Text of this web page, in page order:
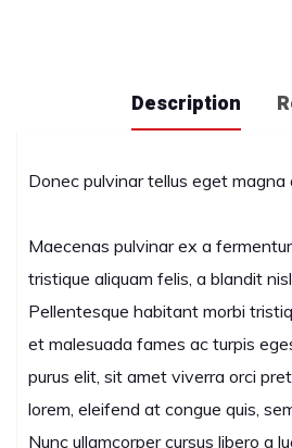
Description
Donec pulvinar tellus eget magna
Maecenas pulvinar ex a
tristique aliquam felis, a blandit
Pellentesque habitant morbi
et malesuada fames ac turpis
purus elit, sit amet viverra orci
lorem, eleifend at congue quis,
Nunc ullamcorper cursus libero a